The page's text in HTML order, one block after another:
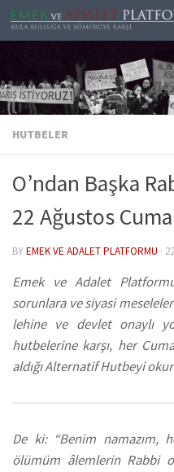
Skip to content
HUTBELER
O’ndan Başka
22 Ağustos
BYEMEK VE ADALET PLATFORMU ·
Emek ve Adalet
sorunlara ve siyasi
lehine ve devlet onaylı
hutbelerine karşı, her
aldığı Alternatif Hutbeyi
De ki: “Benim namazım,
ölümüm âlemlerin Rabbi